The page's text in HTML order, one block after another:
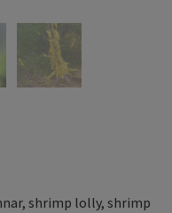
shrimp lolly, shrimp